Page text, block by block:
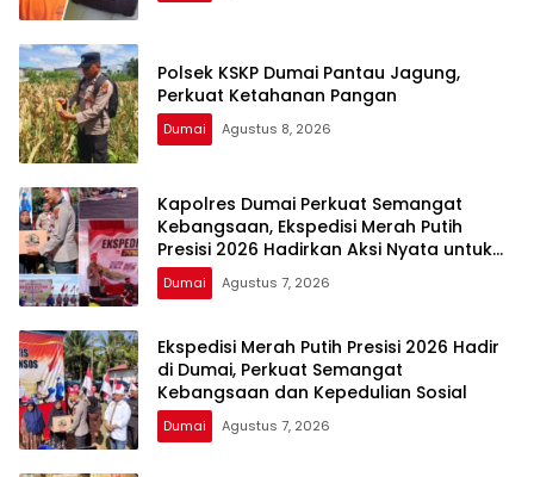
Polsek KSKP Dumai Pantau Jagung,
Perkuat Ketahanan Pangan
Dumai Agustus 8, 2026
Kapolres Dumai Perkuat Semangat
Kebangsaan, Ekspedisi Merah Putih
Presisi 2026 Hadirkan Aksi Nyata untuk
Rakyat
Dumai Agustus 7, 2026
Ekspedisi Merah Putih Presisi 2026 Hadir
di Dumai, Perkuat Semangat
Kebangsaan dan Kepedulian Sosial
Dumai Agustus 7, 2026